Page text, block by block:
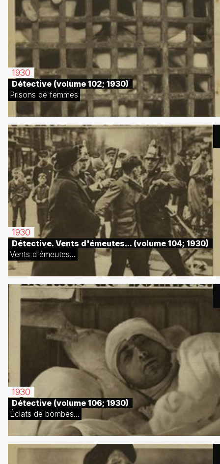
1930
Détective (volume 102; 1930)
Prisons de femmes
1930
Détective. Vents d'émeutes... (volume 104; 1930)
Vents d'émeutes...
1930
Détective (volume 106; 1930)
Éclats de bombes...